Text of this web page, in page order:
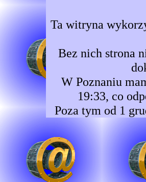
Ta witryna
Bez nich strona
W Poznaniu
19:33, co
Poza tym od 1